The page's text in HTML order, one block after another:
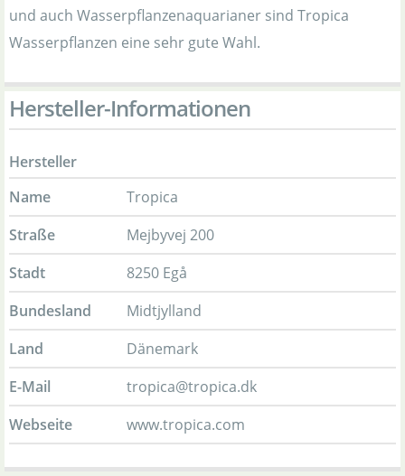
und auch Wasserpflanzenaquarianer sind Tropica
Wasserpflanzen eine sehr gute Wahl.
Hersteller-Informationen
Hersteller
Name
Tropica
Straße
Mejbyvej 200
Stadt
8250 Egå
Bundesland
Midtjylland
Land
Dänemark
E-Mail
tropica@tropica.dk
Webseite
www.tropica.com